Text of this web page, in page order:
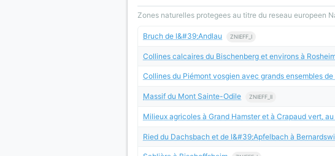
Zones naturelles protegees au titre du reseau europeen
Bruch de l&#39;Andlau ZNIEFF_I
Collines calcaires du Bischenberg et environs à
Collines du Piémont vosgien avec grands ensembles
Massif du Mont Sainte-Odile ZNIEFF_II
Milieux agricoles à Grand Hamster et à Crapaud vert,
Ried du Dachsbach et de l&#39;Apfelbach à